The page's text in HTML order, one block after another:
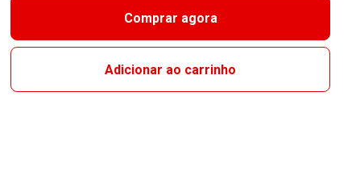
Comprar agora
Adicionar ao carrinho